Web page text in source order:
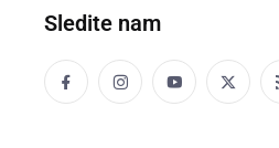
Sledite nam